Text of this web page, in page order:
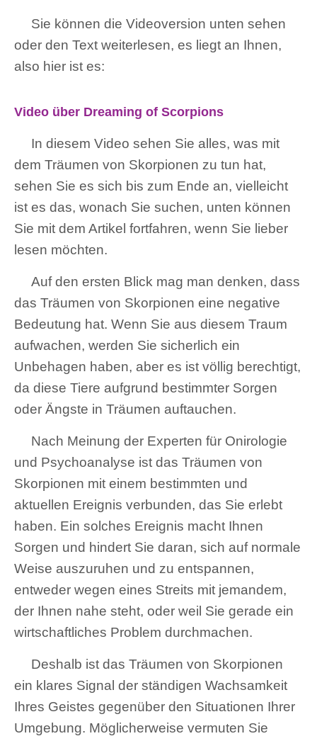
Sie können die Videoversion unten sehen
oder den Text weiterlesen, es liegt an Ihnen,
also hier ist es:
Video über Dreaming of Scorpions
In diesem Video sehen Sie alles, was mit
dem Träumen von Skorpionen zu tun hat,
sehen Sie es sich bis zum Ende an, vielleicht
ist es das, wonach Sie suchen, unten können
Sie mit dem Artikel fortfahren, wenn Sie lieber
lesen möchten.
Auf den ersten Blick mag man denken, dass
das Träumen von Skorpionen eine negative
Bedeutung hat. Wenn Sie aus diesem Traum
aufwachen, werden Sie sicherlich ein
Unbehagen haben, aber es ist völlig berechtigt,
da diese Tiere aufgrund bestimmter Sorgen
oder Ängste in Träumen auftauchen.
Nach Meinung der Experten für Onirologie
und Psychoanalyse ist das Träumen von
Skorpionen mit einem bestimmten und
aktuellen Ereignis verbunden, das Sie erlebt
haben. Ein solches Ereignis macht Ihnen
Sorgen und hindert Sie daran, sich auf normale
Weise auszuruhen und zu entspannen,
entweder wegen eines Streits mit jemandem,
der Ihnen nahe steht, oder weil Sie gerade ein
wirtschaftliches Problem durchmachen.
Deshalb ist das Träumen von Skorpionen
ein klares Signal der ständigen Wachsamkeit
Ihres Geistes gegenüber den Situationen Ihrer
Umgebung. Möglicherweise vermuten Sie